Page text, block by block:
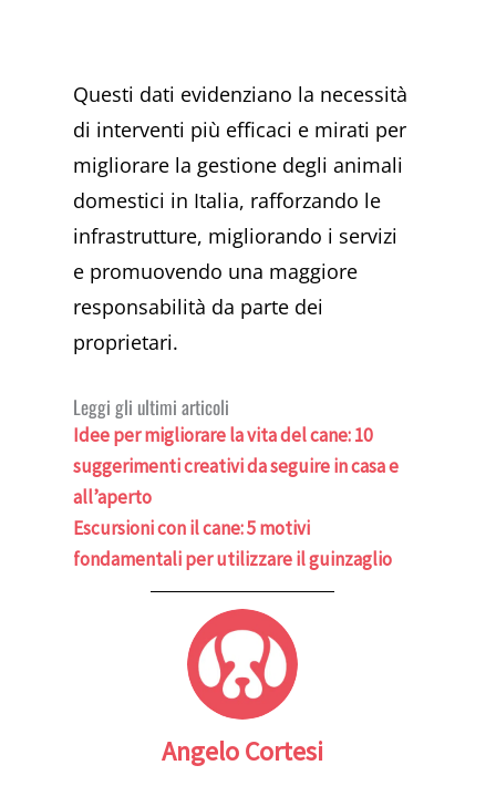
Questi dati evidenziano la necessità
di interventi più efficaci e mirati per
migliorare la gestione degli animali
domestici in Italia, rafforzando le
infrastrutture, migliorando i servizi
e promuovendo una maggiore
responsabilità da parte dei
proprietari.
Leggi gli ultimi articoli
Idee per migliorare la vita del cane: 10
suggerimenti creativi da seguire in casa e
all’aperto
Escursioni con il cane: 5 motivi
fondamentali per utilizzare il guinzaglio
Angelo Cortesi